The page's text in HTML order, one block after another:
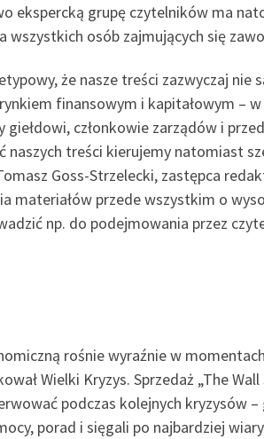
ekspercką grupę czytelników ma
wszystkich osób zajmujących się
że nasze treści zazwyczaj
finansowym i kapitałowym
giełdowi, członkowie zarządów i
naszych treści kierujemy natomiast
Goss-Strzelecki, zastępca
materiałów przede wszystkim o
np. do podejmowania przez
rośnie wyraźnie w
Wielki Kryzys. Sprzedaż „The
podczas kolejnych kryzysów
porad i sięgali po najbardziej